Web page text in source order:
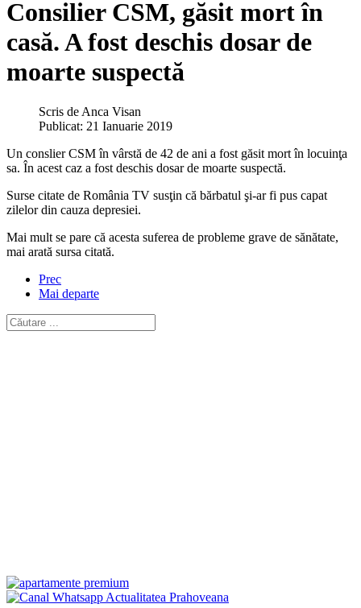
Consilier CSM, găsit mort în
casă. A fost deschis dosar de
moarte suspectă
Scris de Anca Visan
Publicat: 21 Ianuarie 2019
Un conslier CSM în vârstă de 42 de ani a fost găsit mort în locuinţa
sa. În acest caz a fost deschis dosar de moarte suspectă.
Surse citate de România TV susţin că bărbatul şi-ar fi pus capat
zilelor din cauza depresiei.
Mai mult se pare că acesta suferea de probleme grave de sănătate,
mai arată sursa citată.
Prec
Mai departe